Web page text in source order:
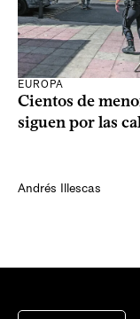
EUROPA
Cientos de
siguen por las
Andrés Illescas